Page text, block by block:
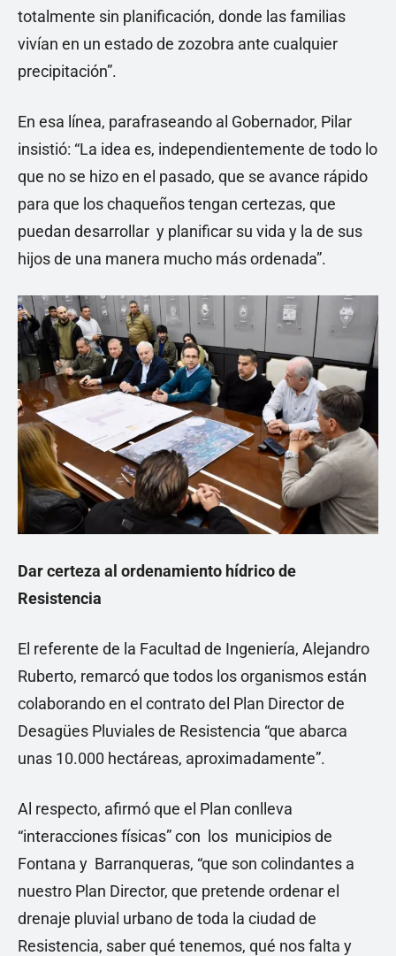
totalmente sin planificación, donde las familias
vivían en un estado de zozobra ante cualquier
precipitación”.
En esa línea, parafraseando al Gobernador, Pilar
insistió: “La idea es, independientemente de todo lo
que no se hizo en el pasado, que se avance rápido
para que los chaqueños tengan certezas, que
puedan desarrollar y planificar su vida y la de sus
hijos de una manera mucho más ordenada”.
Dar certeza al ordenamiento hídrico de
Resistencia
El referente de la Facultad de Ingeniería, Alejandro
Ruberto, remarcó que todos los organismos están
colaborando en el contrato del Plan Director de
Desagües Pluviales de Resistencia “que abarca
unas 10.000 hectáreas, aproximadamente”.
Al respecto, afirmó que el Plan conlleva
“interacciones físicas” con los municipios de
Fontana y Barranqueras, “que son colindantes a
nuestro Plan Director, que pretende ordenar el
drenaje pluvial urbano de toda la ciudad de
Resistencia, saber qué tenemos, qué nos falta y